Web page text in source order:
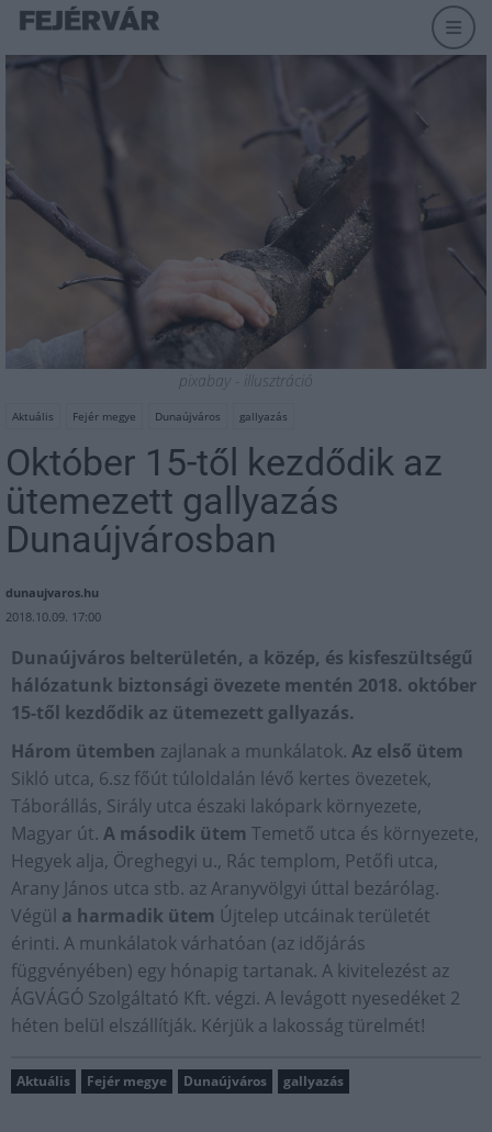
pixabay - illusztráció
Aktuális Fejér megye Dunaújváros gallyazás
Október 15-től kezdődik az
ütemezett gallyazás
Dunaújvárosban
dunaujvaros.hu
2018.10.09. 17:00
Dunaújváros belterületén, a közép, és kisfeszültségű
hálózatunk biztonsági övezete mentén 2018. október
15-től kezdődik az ütemezett gallyazás.
Három ütemben zajlanak a munkálatok. Az első ütem
Sikló utca, 6.sz főút túloldalán lévő kertes övezetek,
Táborállás, Sirály utca északi lakópark környezete,
Magyar út. A második ütem Temető utca és környezete,
Hegyek alja, Öreghegyi u., Rác templom, Petőfi utca,
Arany János utca stb. az Aranyvölgyi úttal bezárólag.
Végül a harmadik ütem Újtelep utcáinak területét
érinti. A munkálatok várhatóan (az időjárás
függvényében) egy hónapig tartanak. A kivitelezést az
ÁGVÁGÓ Szolgáltató Kft. végzi. A levágott nyesedéket 2
héten belül elszállítják. Kérjük a lakosság türelmét!
Aktuális Fejér megye Dunaújváros gallyazás